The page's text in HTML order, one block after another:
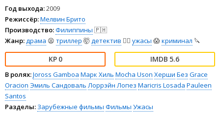
Год выхода:2009
Режиссёр:Мелвин Брито
Производство:Филиппины 🇵🇭
Жанр:драма 😫 триллер 🤯детектив 🕵️‍♂️ ужасы 😱криминал 🔪
0 5.6
В ролях:Joross Gamboa Марк Хиль Mocha Uson Херши Без Grace
Oracion Эмиль Сандоваль Лоррэйн Лопез Maricris Losada Pauleen
Santos
Разделы: Зарубежные фильмы Фильмы Ужасы